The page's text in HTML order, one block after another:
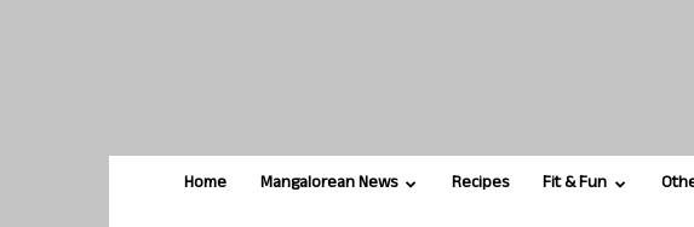
Home Mangalorean News Recipes Fit & Fun